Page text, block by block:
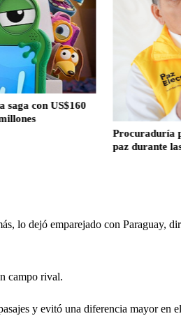
Procuraduría pide
paz durante las elecciones
lo dejó emparejado con Paraguay,
campo rival.
y evitó una diferencia mayor en